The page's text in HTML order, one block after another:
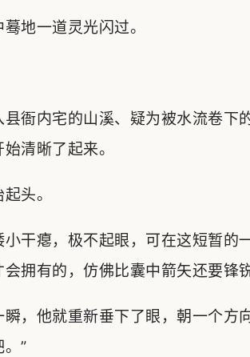
地一道灵光闪过。
县衙内宅的山溪、疑为被水流卷
清晰了起来。
头。
小干瘪，极不起眼，可在这短暂的
会拥有的，仿佛比囊中箭矢还要锋
瞬，他就重新垂下了眼，朝一个方
”